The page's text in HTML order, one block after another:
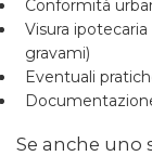
Conformità
Visura
gravami)
Eventuali
Se anche uno